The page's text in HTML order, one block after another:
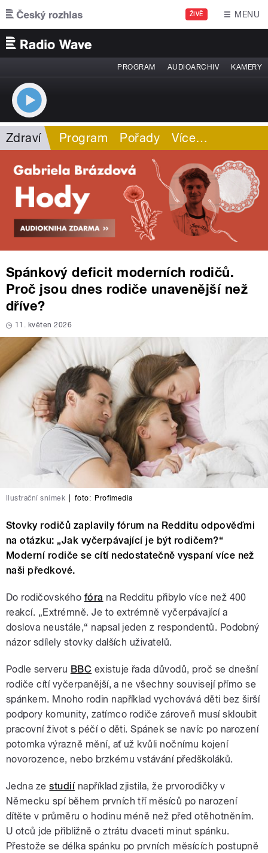
Přejít k hlavnímu obsahu
ŽIVĚ MENU
PROGRAM AUDIOARCHIV KAMERY
Zdraví Program Pořady Více…
Spánkový deficit moderních rodičů.
Proč jsou dnes rodiče unavenější než
dříve?
11. květen 2026
Ilustrační snímek foto: Profimedia
Stovky rodičů zaplavily fórum na Redditu odpověďmi
na otázku: „Jak vyčerpávající je být rodičem?“
Moderní rodiče se cítí nedostatečně vyspaní více než
naši předkové.
Do rodičovského fóra na Redditu přibylo více než 400
reakcí. „Extrémně. Je to extrémně vyčerpávající a
doslova neustále,“ napsal jeden z respondentů. Podobný
názor sdílely stovky dalších uživatelů.
Podle serveru BBC existuje řada důvodů, proč se dnešní
rodiče cítí vyčerpanější, a ne všechny souvisejí přímo se
spánkem. Mnoho rodin například vychovává děti bez širší
podpory komunity, zatímco rodiče zároveň musí skloubit
pracovní život s péčí o děti. Spánek se navíc po narození
potomka výrazně mění, ať už kvůli nočnímu kojení
novorozence, nebo brzkému vstávání předškoláků.
Jedna zestudiínapříklad zjistila, že prvorodičky v
Německu spí během prvních tří měsíců po narození
dítěte v průměru o hodinu méně než před otěhotněním.
U otců jde přibližně o ztrátu dvaceti minut spánku.
Přestože se délka spánku po prvních měsících postupně